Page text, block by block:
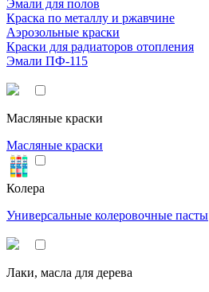
Эмали для полов
Краска по металлу и ржавчине
Аэрозольные краски
Краски для радиаторов отопления
Эмали ПФ-115
Масляные краски
Масляные краски
Колера
Универсальные колеровочные пасты
Лаки, масла для дерева